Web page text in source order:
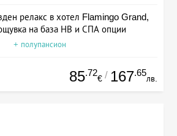
релакс в хотел Flamingo Grand,
на база НВ и СПА опции
+ полупансион
85.72
€ / 167.65
лв.